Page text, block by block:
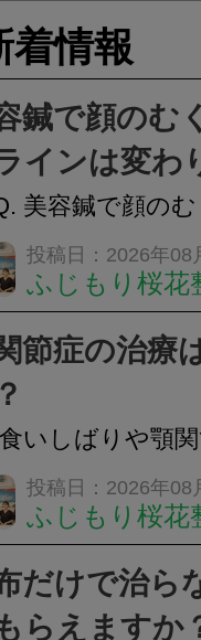
着情報
鍼で顔のむ
インは変わ
美容鍼で顔の
ンは変わります
を感じる方も多
まわりの筋肉や
で、血流を促し
わばりにアプロ
投稿日：2026年08
ふじもり桜花
節症の治療
いしばりや顎
ますか？A. はい
食いしばりや歯
なく首や肩の筋
かけ、顎関節症
投稿日：2026年08
ふじもり桜花
だけで治ら
らえますか